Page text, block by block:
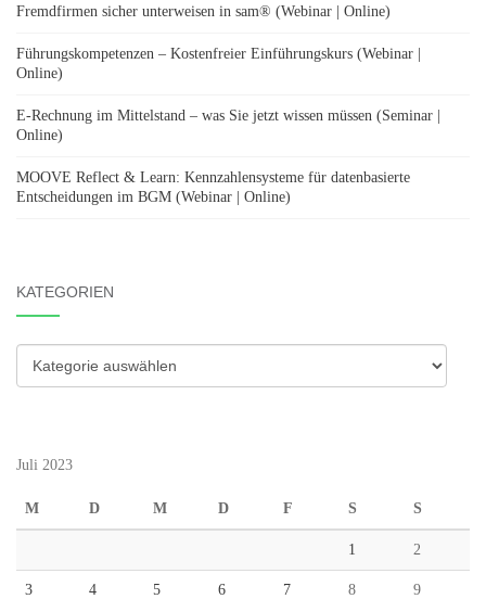
Fremdfirmen sicher unterweisen in sam® (Webinar | Online)
Führungskompetenzen – Kostenfreier Einführungskurs (Webinar |
Online)
E-Rechnung im Mittelstand – was Sie jetzt wissen müssen (Seminar |
Online)
MOOVE Reflect & Learn: Kennzahlensysteme für datenbasierte
Entscheidungen im BGM (Webinar | Online)
KATEGORIEN
Kategorien
Juli 2023
M D M D F S S
1 2
3 4 5 6 7 8 9